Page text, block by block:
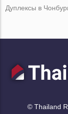
Дуплексы в
© Thailand